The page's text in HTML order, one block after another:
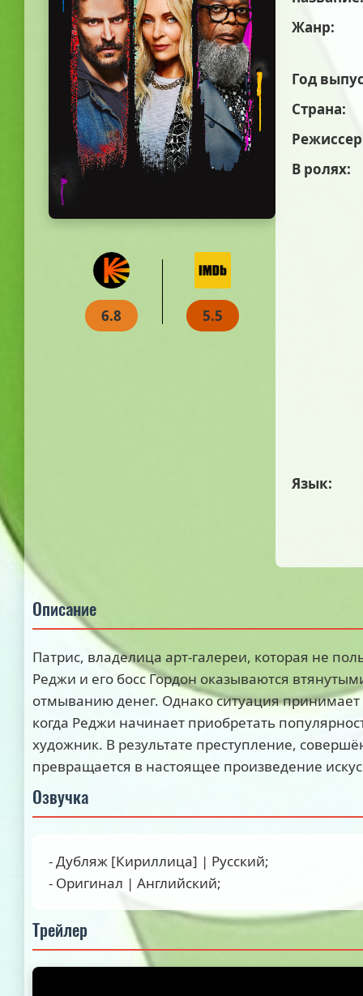
6.8 5.5
Жанр:
Год
Страна:
В ролях:
Язык:
Описание
Патрис, владелица арт-галереи, которая не
Реджи и его босс Гордон оказываются
отмыванию денег. Однако ситуация
когда Реджи начинает приобретать
художник. В результате преступление,
превращается в настоящее произведение
Озвучка
- Дубляж [Кириллица] | Русский;
- Оригинал | Английский;
Трейлер